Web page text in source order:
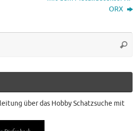
ORX
über das Hobby Schatzsuche mit